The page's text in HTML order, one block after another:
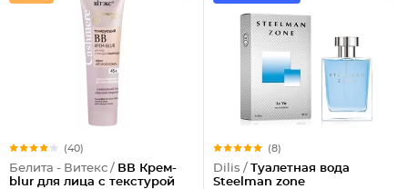
(40)
Белита - Витекс / ВВ Крем-
blur для лица с текстурой
(8)
Dilis / Туалетная вода
Steelman zone